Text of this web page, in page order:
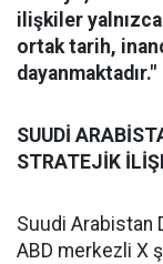
ilişkiler
ortak tarih,
dayanmaktadır."
SUUDİ
STRATEJİK
Suudi Arabistan
ABD merkezli X